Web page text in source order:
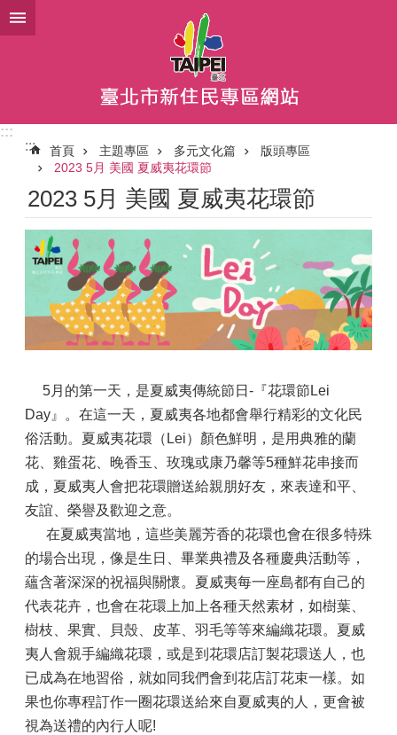
跳到主要內容區塊
:::
:::
首頁 主題專區 多元文化篇
版頭專區
2023 5月 美國 夏威夷花環節
2023 5月 美國 夏威夷花環節
5月的第一天，是夏威夷傳統節日-『花環節Lei
Day』。在這一天，夏威夷各地都會舉行精彩的文化民
俗活動。夏威夷花環（Lei）顏色鮮明，是用典雅的蘭
花、雞蛋花、晚香玉、玫瑰或康乃馨等5種鮮花串接而
成，夏威夷人會把花環贈送給親朋好友，來表達和平、
友誼、榮譽及歡迎之意。
在夏威夷當地，這些美麗芳香的花環也會在很多特殊
的場合出現，像是生日、畢業典禮及各種慶典活動等，
蘊含著深深的祝福與關懷。夏威夷每一座島都有自己的
代表花卉，也會在花環上加上各種天然素材，如樹葉、
樹枝、果實、貝殼、皮革、羽毛等等來編織花環。夏威
夷人會親手編織花環，或是到花環店訂製花環送人，也
已成為在地習俗，就如同我們會到花店訂花束一樣。如
果也你專程訂作一圈花環送給來自夏威夷的人，更會被
視為送禮的內行人呢!